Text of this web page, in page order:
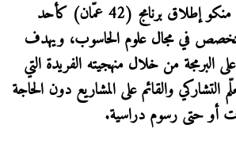
إلى جانب ذلك بينت منكو إطلاق برنامج (42 عمّان) كأحد
متخصص في مجال علوم الحاسوب، ويهدف
البرمجة من خلال منهجيته الفريدة التي
التشاركي والقائم على المشاريع دون الحاجة
أو حتى رسوم دراسية.